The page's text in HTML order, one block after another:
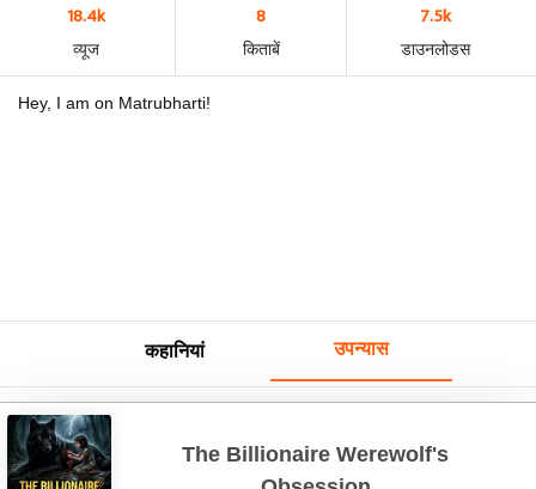
18.4k
व्यूज
8
किताबें
7.5k
डाउनलोडस
Hey, I am on Matrubharti!
कहानियां उपन्यास
The Billionaire Werewolf's